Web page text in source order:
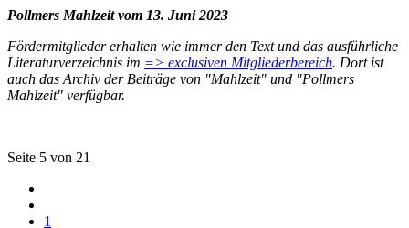
Pollmers Mahlzeit vom 13. Juni 2023
Fördermitglieder erhalten wie immer den Text und das ausführliche
Literaturverzeichnis im => exclusiven Mitgliederbereich. Dort ist
auch das Archiv der Beiträge von "Mahlzeit" und "Pollmers
Mahlzeit" verfügbar.
Seite 5 von 21
1